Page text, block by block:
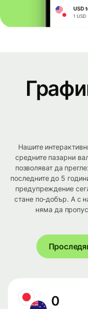
Нашите
средните пазарни
позволяват да
последните до 5
предупреждение
стане по-добър. А с
няма да
0